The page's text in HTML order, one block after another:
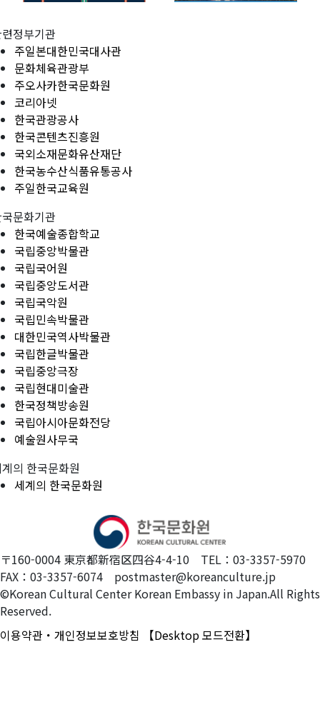
정부기관
주일본대한민국대사관
문화체육관광부
주오사카한국문화원
코리아넷
한국관광공사
한국콘텐츠진흥원
국외소재문화유산재단
한국농수산식품유통공사
주일한국교육원
문화기관
한국예술종합학교
국립중앙박물관
국립국어원
국립중앙도서관
국립국악원
국립민속박물관
대한민국역사박물관
국립한글박물관
국립중앙극장
국립현대미술관
한국정책방송원
국립아시아문화전당
예술원사무국
의 한국문화원
세계의 한국문화원
〒160-0004 東京都新宿区四谷4-4-10 TEL：03-3357-5970
FAX：03-3357-6074 postmaster@koreanculture.jp
©Korean Cultural Center Korean Embassy in Japan.All Rights
Reserved.
이용약관・개인정보보호방침
【Desktop 모드전환】